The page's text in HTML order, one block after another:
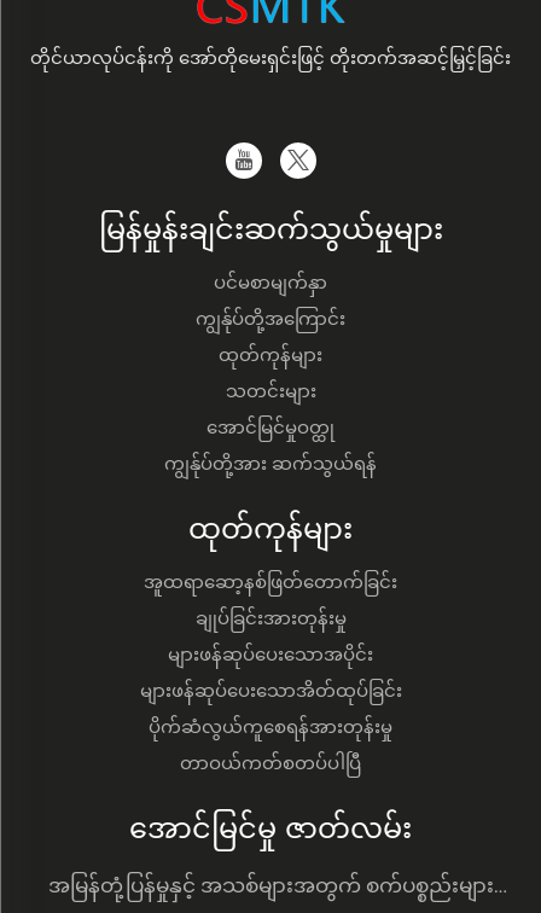
တိုင်ယာလုပ်ငန်းကို အော်တိုမေးရှင်းဖြင့် တိုးတက်အဆင့်မြှင့်ခြင်း
မြန်မှုန်းချင်းဆက်သွယ်မှုများ
ပင်မစာမျက်နှာ
ကျွန်ုပ်တို့အကြောင်း
ထုတ်ကုန်များ
သတင်းများ
အောင်မြင်မှုဝတ္ထု
ကျွန်ုပ်တို့အား ဆက်သွယ်ရန်
ထုတ်ကုန်များ
အူထရာဆော့နစ်ဖြတ်တောက်ခြင်း
ချုပ်ခြင်းအားတုန်းမှု
များဖန်ဆုပ်ပေးသောအပိုင်း
များဖန်ဆုပ်ပေးသောအိတ်ထုပ်ခြင်း
ပိုက်ဆံလွယ်ကူစေရန်အားတုန်းမှု
တာဝယ်ကတ်စတပ်ပါပြီ
အောင်မြင်မှု ဇာတ်လမ်း
အမြန်တုံ့ပြန်မှုနှင့် အသစ်များအတွက် စက်ပစ္စည်းများ